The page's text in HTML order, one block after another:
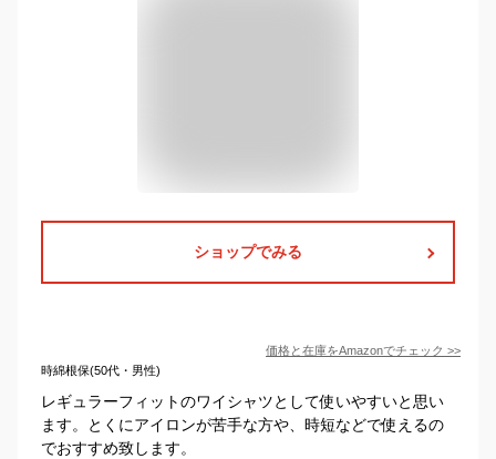
ショップでみる
価格と在庫をAmazonでチェック >>
時綿根保(50代・男性)
レギュラーフィットのワイシャツとして使いやすいと思い
ます。とくにアイロンが苦手な方や、時短などで使えるの
でおすすめ致します。